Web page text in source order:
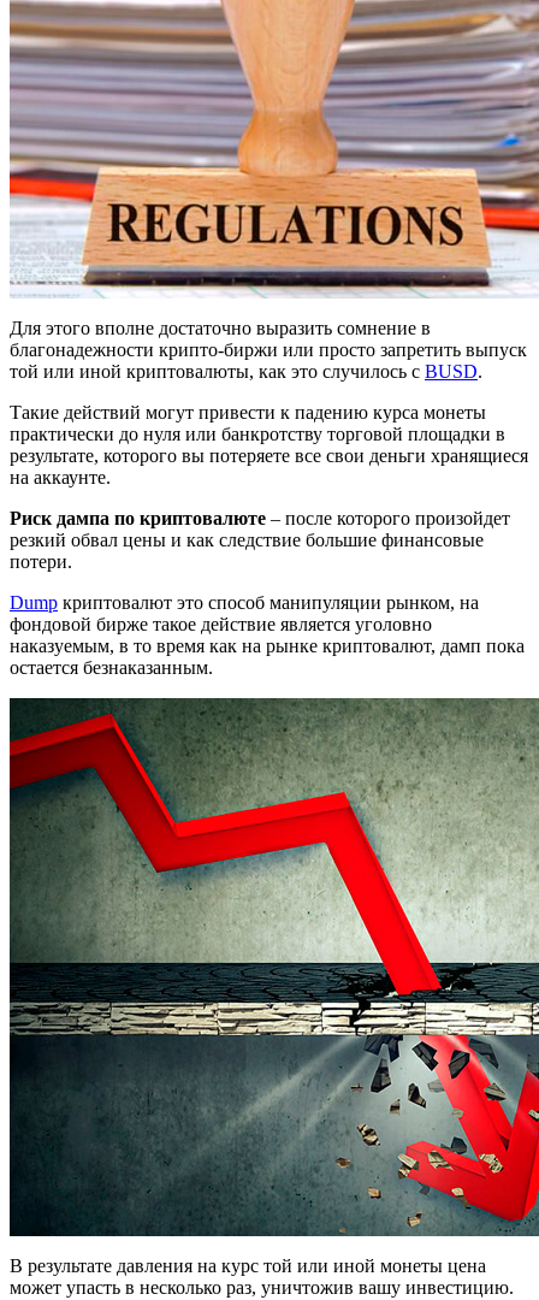
Для этого вполне достаточно выразить сомнение в
благонадежности крипто-биржи или просто запретить выпуск
той или иной криптовалюты, как это случилось с BUSD.
Такие действий могут привести к падению курса монеты
практически до нуля или банкротству торговой площадки в
результате, которого вы потеряете все свои деньги хранящиеся
на аккаунте.
Риск дампа по криптовалюте – после которого произойдет
резкий обвал цены и как следствие большие финансовые
потери.
Dump криптовалют это способ манипуляции рынком, на
фондовой бирже такое действие является уголовно
наказуемым, в то время как на рынке криптовалют, дамп пока
остается безнаказанным.
В результате давления на курс той или иной монеты цена
может упасть в несколько раз, уничтожив вашу инвестицию.